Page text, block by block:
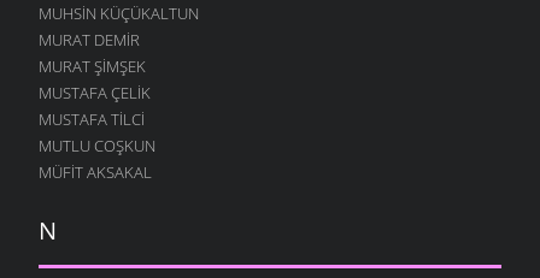
MUHSIN KÜÇÜKALTUN
MURAT DEMIR
MURAT ŞIMŞEK
MUSTAFA ÇELIK
MUSTAFA TILCI
MUTLU COŞKUN
MÜFIT AKSAKAL
N